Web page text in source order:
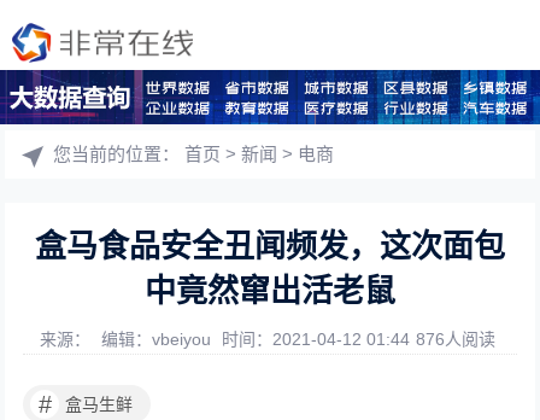
您当前的位置：首页 >新闻 > 电商
盒马食品安全丑闻频发，这次面包
中竟然窜出活老鼠
来源： 编辑：vbeiyou 时间：2021-04-12 01:44 876人阅读
# 盒马生鲜